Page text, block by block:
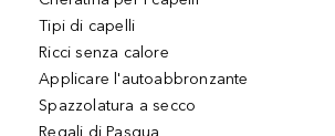
Tipi di capelli
Ricci senza calore
Applicare l'autoabbronzante
Spazzolatura a secco
Regali di Pasqua